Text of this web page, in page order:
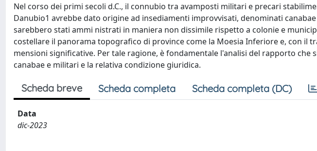
Nel corso dei primi secoli d.C., il connubio tra avamposti militari e precari
Danubio1 avrebbe dato origine ad insediamenti improvvisati, denominati
sarebbero stati ammi nistrati in maniera non dissimile rispetto a colonie e
costellare il panorama topografico di province come la Moesia Inferiore e, con il
mensioni significative. Per tale ragione, è fondamentale l'analisi del rapporto che
canabae e militari e la relativa condizione giuridica.
Scheda breve Scheda completa Scheda completa (DC)
Data
dic-2023